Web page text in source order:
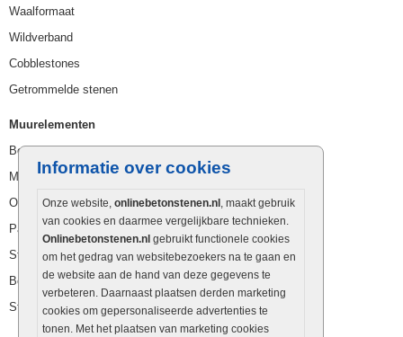
Informatie over cookies
Onze website, onlinebetonstenen.nl , maakt gebruik
van cookies en daarmee vergelijkbare technieken.
Onlinebetonstenen.nl gebruikt functionele cookies
om het gedrag van websitebezoekers na te gaan en
de website aan de hand van deze gegevens te
verbeteren. Daarnaast plaatsen derden marketing
cookies om gepersonaliseerde advertenties te
tonen. Met het plaatsen van marketing cookies
Waalformaat
Wildverband
Cobblestones
Getrommelde stenen
Muurelementen
Betonbielzen
Muurstenen
Opsluitbanden
Palissaden
Stapelblokken
Betonblokken
Stapelstenen